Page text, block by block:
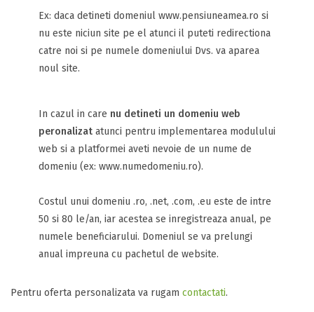
Ex: daca detineti domeniul www.pensiuneamea.ro si
nu este niciun site pe el atunci il puteti redirectiona
catre noi si pe numele domeniului Dvs. va aparea
noul site.
In cazul in care nu detineti un domeniu web
peronalizat atunci pentru implementarea modulului
web si a platformei aveti nevoie de un nume de
domeniu (ex: www.numedomeniu.ro).
Costul unui domeniu .ro, .net, .com, .eu este de intre
50 si 80 le/an, iar acestea se inregistreaza anual, pe
numele beneficiarului. Domeniul se va prelungi
anual impreuna cu pachetul de website.
Pentru oferta personalizata va rugam contactati.